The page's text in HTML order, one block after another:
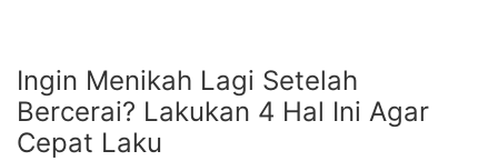
Ingin Menikah Lagi Setelah
Bercerai? Lakukan 4 Hal Ini Agar
Cepat Laku